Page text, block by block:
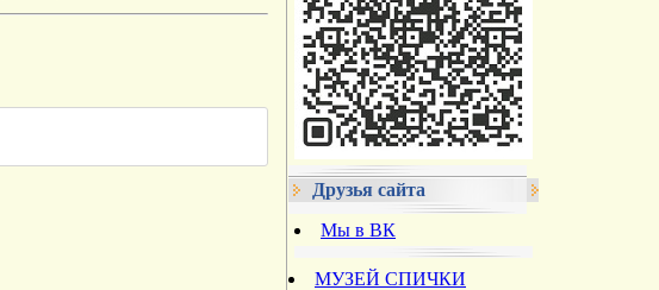
Друзья сайта
Мы в ВК
МУЗЕЙ СПИЧКИ